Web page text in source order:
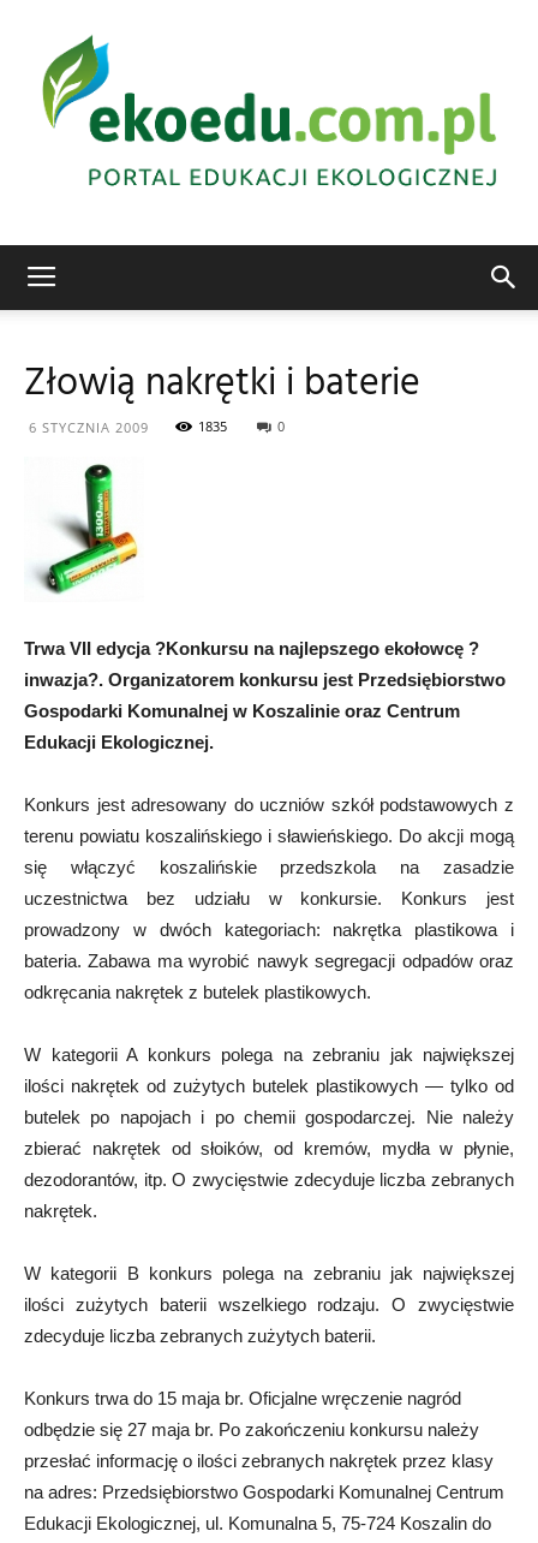
Złowią nakrętki i baterie
6 STYCZNIA 2009 1835 0
Trwa VII edycja ?Konkursu na najlepszego ekołowcę ?
inwazja?. Organizatorem konkursu jest Przedsiębiorstwo
Gospodarki Komunalnej w Koszalinie oraz Centrum
Edukacji Ekologicznej.
Konkurs jest adresowany do uczniów szkół podstawowych z
terenu powiatu koszalińskiego i sławieńskiego. Do akcji mogą
się włączyć koszalińskie przedszkola na zasadzie
uczestnictwa bez udziału w konkursie. Konkurs jest
prowadzony w dwóch kategoriach: nakrętka plastikowa i
bateria. Zabawa ma wyrobić nawyk segregacji odpadów oraz
odkręcania nakrętek z butelek plastikowych.
W kategorii A konkurs polega na zebraniu jak największej
ilości nakrętek od zużytych butelek plastikowych — tylko od
butelek po napojach i po chemii gospodarczej. Nie należy
zbierać nakrętek od słoików, od kremów, mydła w płynie,
dezodorantów, itp. O zwycięstwie zdecyduje liczba zebranych
nakrętek.
W kategorii B konkurs polega na zebraniu jak największej
ilości zużytych baterii wszelkiego rodzaju. O zwycięstwie
zdecyduje liczba zebranych zużytych baterii.
Konkurs trwa do 15 maja br. Oficjalne wręczenie nagród
odbędzie się 27 maja br. Po zakończeniu konkursu należy
przesłać informację o ilości zebranych nakrętek przez klasy
na adres: Przedsiębiorstwo Gospodarki Komunalnej Centrum
Edukacji Ekologicznej, ul. Komunalna 5, 75-724 Koszalin do